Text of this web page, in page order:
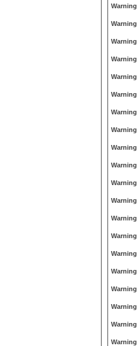
Warning
Warning
Warning
Warning
Warning
Warning
Warning
Warning
Warning
Warning
Warning
Warning
Warning
Warning
Warning
Warning
Warning
Warning
Warning
Warning